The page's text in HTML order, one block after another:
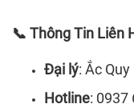
📞 Thông Tin Liên
Đại lý: Ắc
Hotline: 0937